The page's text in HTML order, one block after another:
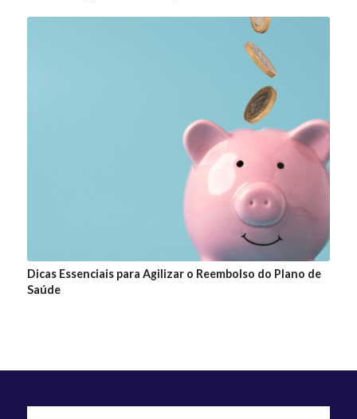
Dicas Essenciais para Agilizar o Reembolso do Plano de
Saúde